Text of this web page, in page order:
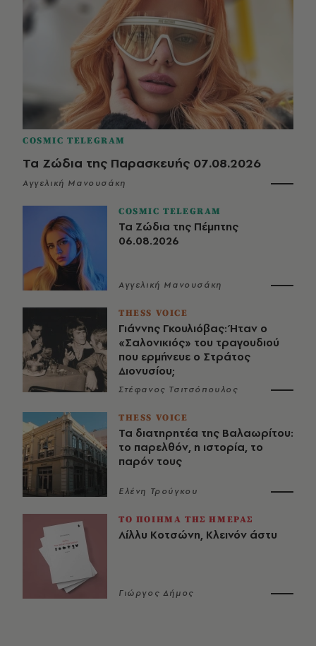
COSMIC TELEGRAM
Τα Ζώδια της Παρασκευής 07.08.2026
Αγγελική Μανουσάκη
COSMIC TELEGRAM
Τα Ζώδια της Πέμπτης
06.08.2026
Αγγελική Μανουσάκη
THESS VOICE
Γιάννης Γκουλιόβας: Ήταν ο
«Σαλονικιός» του τραγουδιού
που ερμήνευε ο Στράτος
Διονυσίου;
Στέφανος Τσιτσόπουλος
THESS VOICE
Τα διατηρητέα της Βαλαωρίτου:
το παρελθόν, η ιστορία, το
παρόν τους
Ελένη Τρούγκου
ΤΟ ΠΟΙΗΜΑ ΤΗΣ ΗΜΕΡΑΣ
Λίλλυ Κοτσώνη, Κλεινόν άστυ
Γιώργος Δήμος